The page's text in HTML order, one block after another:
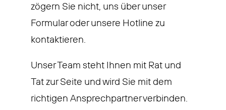
zögern Sie nicht, uns über unser
Formular oder unsere Hotline zu
kontaktieren.
Unser Team steht Ihnen mit Rat und
Tat zur Seite und wird Sie mit dem
richtigen Ansprechpartner verbinden.